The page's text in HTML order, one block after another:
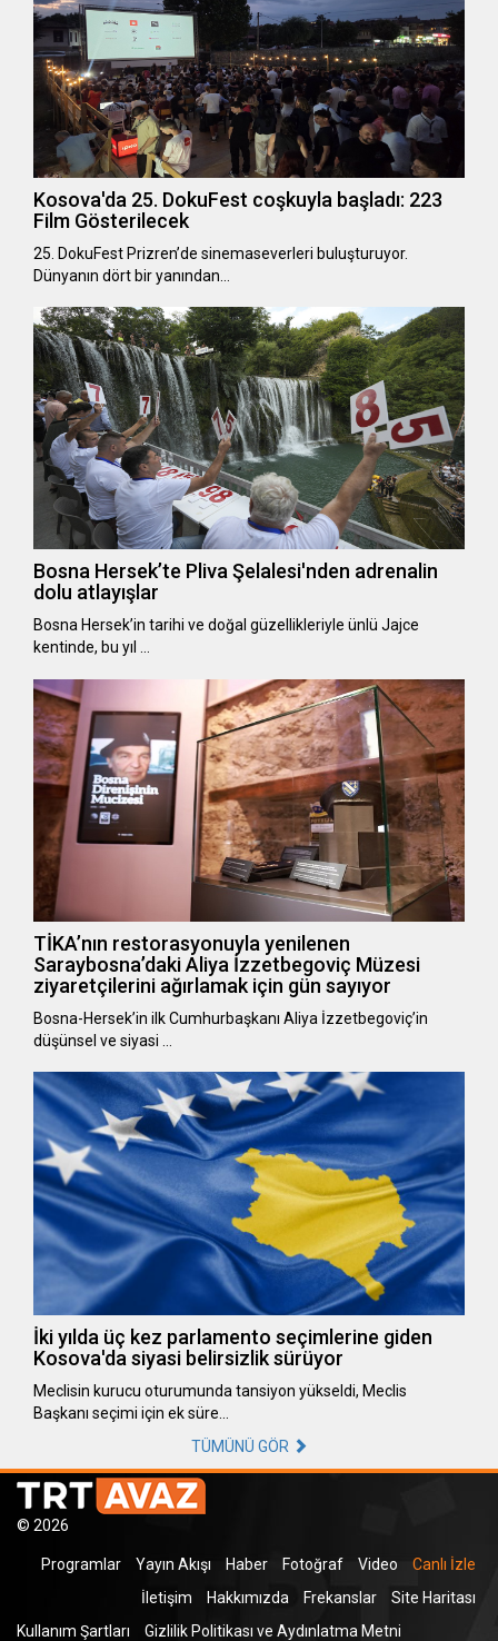
Kosova'da 25. DokuFest coşkuyla başladı: 223
Film Gösterilecek
25. DokuFest Prizren’de sinemaseverleri buluşturuyor.
Dünyanın dört bir yanından…
Bosna Hersek’te Pliva Şelalesi'nden adrenalin
dolu atlayışlar
Bosna Hersek’in tarihi ve doğal güzellikleriyle ünlü Jajce
kentinde, bu yıl …
TİKA’nın restorasyonuyla yenilenen
Saraybosna’daki Aliya İzzetbegoviç Müzesi
ziyaretçilerini ağırlamak için gün sayıyor
Bosna-Hersek’in ilk Cumhurbaşkanı Aliya İzzetbegoviç’in
düşünsel ve siyasi …
İki yılda üç kez parlamento seçimlerine giden
Kosova'da siyasi belirsizlik sürüyor
Meclisin kurucu oturumunda tansiyon yükseldi, Meclis
Başkanı seçimi için ek süre…
TÜMÜNÜ GÖR
© 2026
Programlar Yayın Akışı Haber Fotoğraf Video
Canlı İzle
İletişim
Hakkımızda Frekanslar
Site Haritası
Kullanım Şartları
Gizlilik Politikası ve Aydınlatma Metni